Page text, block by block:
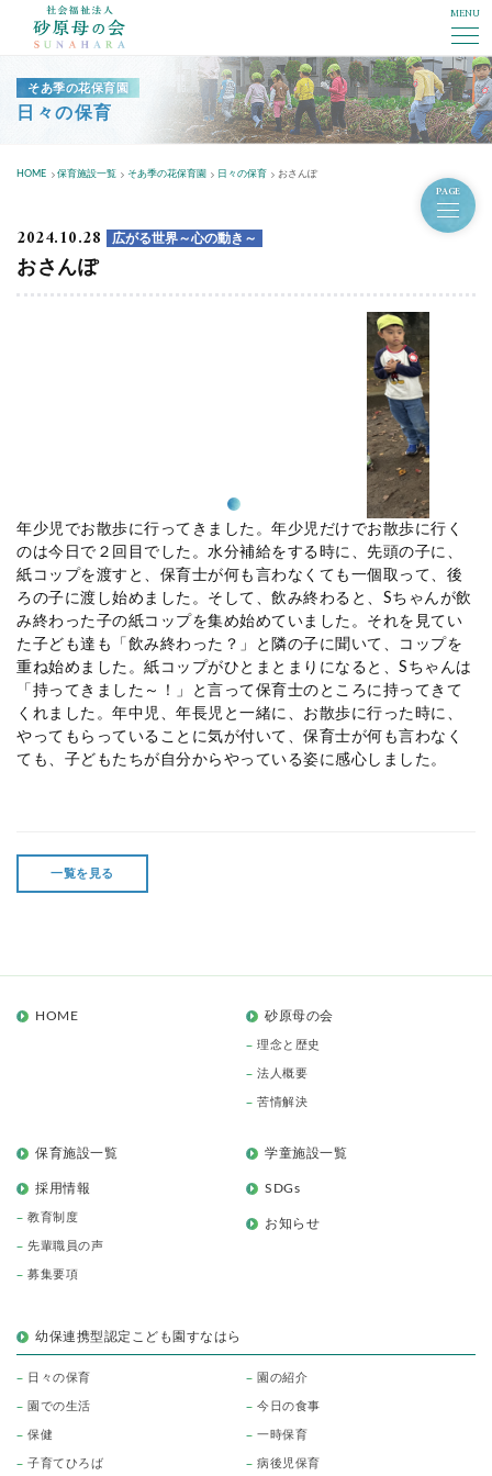
MENU
そあ季の花保育園
日々の保育
HOME 保育施設一覧 そあ季の花保育園 日々の保育 おさんぽ
PAGE
2024.10.28 広がる世界～心の動き～
おさんぽ
年少児でお散歩に行ってきました。年少児だけでお散歩に行く
のは今日で２回目でした。水分補給をする時に、先頭の子に、
紙コップを渡すと、保育士が何も言わなくても一個取って、後
ろの子に渡し始めました。そして、飲み終わると、 Sちゃんが飲
み終わった子の紙コップを集め始めていました。それを見てい
た子ども達も「飲み終わった？」と隣の子に聞いて、コップを
重ね始めました。紙コップがひとまとまりになると、 S ちゃんは
「持ってきました～！」と言って保育士のところに持ってきて
くれました。年中児、年長児と一緒に、お散歩に行った時に、
やってもらっていることに気が付いて、保育士が何も言わなく
ても、子どもたちが自分からやっている姿に感心しました。
一覧を見る
HOME 砂原母の会
理念と歴史
法人概要
苦情解決
保育施設一覧 学童施設一覧
採用情報
教育制度
先輩職員の声
募集要項
SDGs
お知らせ
幼保連携型認定こども園すなはら
日々の保育 園の紹介
園での生活 今日の食事
保健 一時保育
子育てひろば 病後児保育